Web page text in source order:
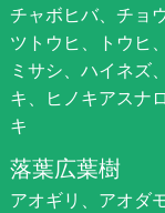
チャボヒバ、チョ
ツトウヒ、トウヒ
ミサシ、ハイネズ
キ、ヒノキアスナ
キ
落葉広葉樹
アオギリ、アオダ